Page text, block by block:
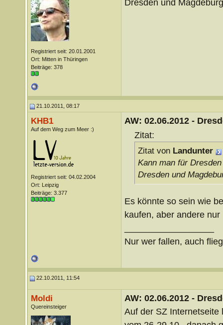
Registriert seit: 20.01.2001
Ort: Mitten in Thüringen
Beiträge: 378
Dresden und
21.10.2011, 08:17
KHB1
Auf dem Weg zum Meer :)
Registriert seit: 04.02.2004
Ort: Leipzig
Beiträge: 3.377
AW: 02.06.2012 -
Zitat:
Zitat von Landunter
Kann man für
Dresden und
Es könnte so sein wie
kaufen, aber andere
Nur wer fallen, auch
22.10.2011, 11:54
Moldi
Quereinsteiger
AW: 02.06.2012 -
Auf der SZ Internetseite